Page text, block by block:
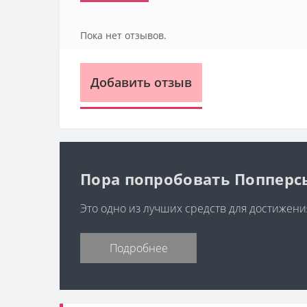
Пока нет отзывов.
Добавить отзыв
Пора попробовать
Это одно из лучших средств для
Подробнее